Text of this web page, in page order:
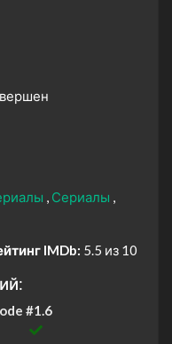
Сериалы
IMDb: 5.5 из 10
#1.6